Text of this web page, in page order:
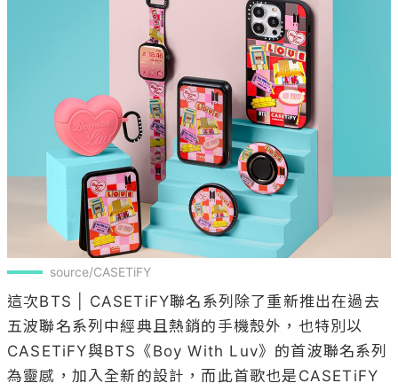
source/CASETiFY
這次BTS | CASETiFY聯名系列除了重新推出在過去
五波聯名系列中經典且熱銷的手機殼外，也特別以
CASETiFY與BTS《Boy With Luv》的首波聯名系列
為靈感，加入全新的設計，而此首歌也是CASETiFY